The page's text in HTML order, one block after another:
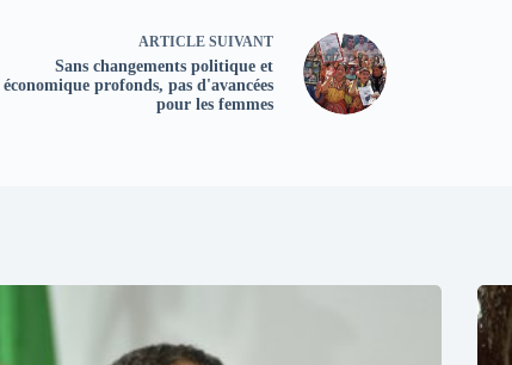
ARTICLE SUIVANT
Sans changements politique et
économique profonds, pas d'avancées
pour les femmes